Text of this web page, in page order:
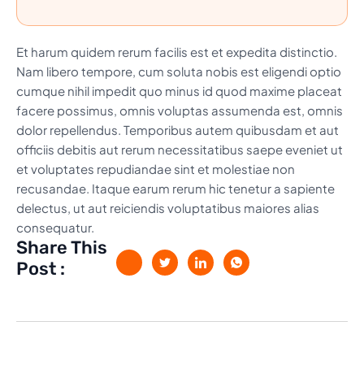
Et harum quidem rerum facilis est et expedita distinctio.
Nam libero tempore, cum soluta nobis est eligendi optio
cumque nihil impedit quo minus id quod maxime placeat
facere possimus, omnis voluptas assumenda est, omnis
dolor repellendus. Temporibus autem quibusdam et aut
officiis debitis aut rerum necessitatibus saepe eveniet ut
et voluptates repudiandae sint et molestiae non
recusandae. Itaque earum rerum hic tenetur a sapiente
delectus, ut aut reiciendis voluptatibus maiores alias
consequatur.
Share This
Post :